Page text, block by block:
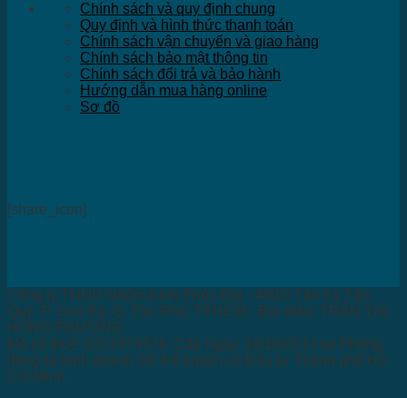
Chính sách và quy định chung
Quy định và hình thức thanh toán
Chính sách vận chuyển và giao hàng
Chính sách bảo mật thông tin
Chính sách đổi trả và bảo hành
Hướng dẫn mua hàng online
Sơ đồ
[share_icon]
Công ty TNHH Nhôm Kính Phúc Đạt - 480/3 Tân Kỳ Tân
Quý, P. Sơn Kỳ, Q. Tân Phú, TPHCM - Đại diện: TRẦN THỊ
HỒNG PHƯỢNG
Mã số thuế: 0312974576. Cấp ngày: 16/10/2014 tại Phòng
đăng ký kinh doanh Sở Kế hoạch và Đầu tư Thành phố Hồ
Chí Minh